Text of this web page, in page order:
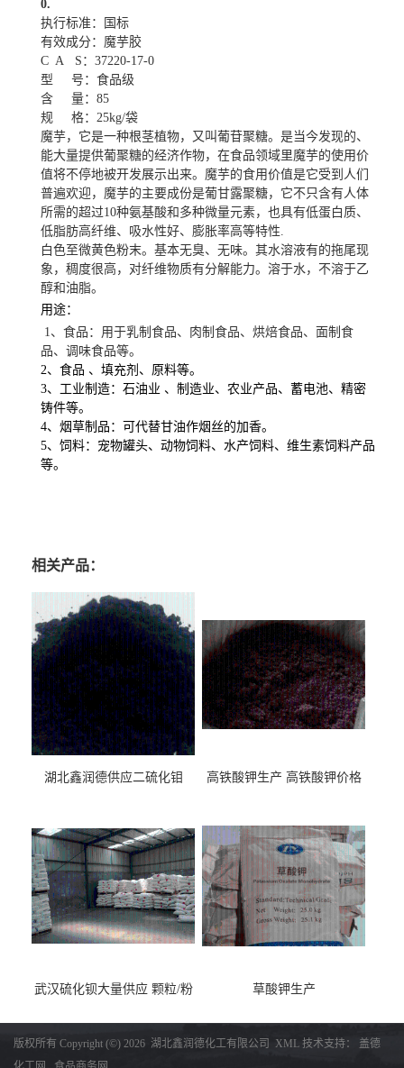
0.
执行标准：国标
有效成分：魔芋胶
C A S：37220-17-0
型 号：食品级
含 量：85
规 格：25kg/袋
魔芋，它是一种根茎植物，又叫葡苷聚糖。是当今发现的、
能大量提供葡聚糖的经济作物，在食品领域里魔芋的使用价
值将不停地被开发展示出来。魔芋的食用价值是它受到人们
普遍欢迎，魔芋的主要成份是葡甘露聚糖，它不只含有人体
所需的超过10种氨基酸和多种微量元素，也具有低蛋白质、
低脂肪高纤维、吸水性好、膨胀率高等特性.
白色至微黄色粉末。基本无臭、无味。其水溶液有的拖尾现
象，稠度很高，对纤维物质有分解能力。溶于水，不溶于乙
醇和油脂。
用途：
1、食品：用于乳制食品、肉制食品、烘焙食品、面制食
品、调味食品等。
2、食品 、填充剂、原料等。
3、工业制造：石油业 、制造业、农业产品、蓄电池、精密
铸件等。
4、烟草制品：可代替甘油作烟丝的加香。
5、饲料：宠物罐头、动物饲料、水产饲料、维生素饲料产品
等。
相关产品：
湖北鑫润德供应二硫化钼 高铁酸钾生产 高铁酸钾价格
武汉硫化钡大量供应 颗粒/粉
草酸钾生产
版权所有 Copyright (©) 2026 湖北鑫润德化工有限公司 XML 技术支持： 盖德